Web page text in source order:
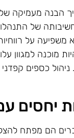
הבנה מעמיקה
של
משפיעה על
מוכנה למגוון
כספים קפדני
יחסים
הם מפתח